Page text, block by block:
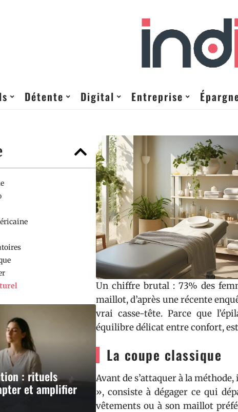
Détente Digital Entreprise
: rituels
et amplifier
Un chiffre brutal : 73% des
maillot, d’après une récente
vrai casse-tête. Parce que
équilibre délicat entre confort,
La coupe classique
Avant de s’attaquer à la
», consiste à dégager ce qui
vêtements ou à son maillot